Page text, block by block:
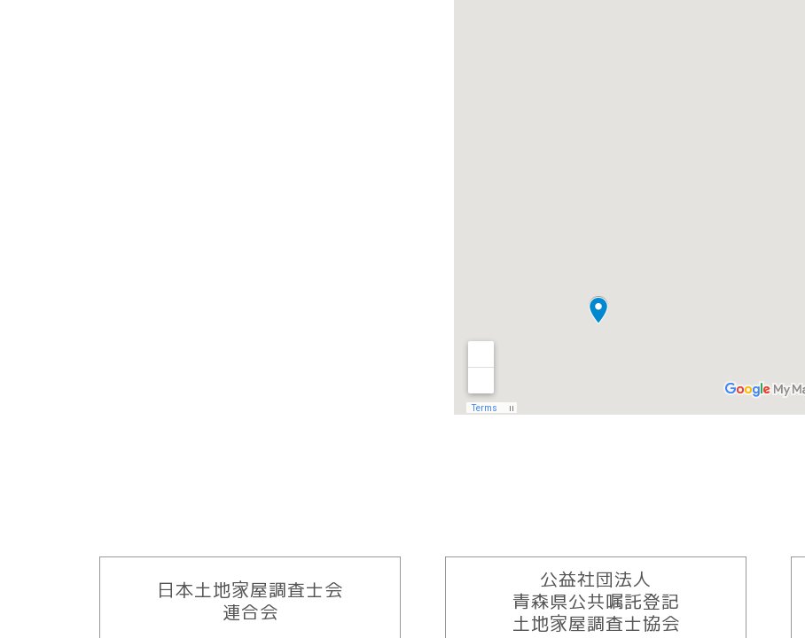
日本土地家屋調査士会
連合会
公益社団法人
青森県公共嘱託登記
土地家屋調査士協会